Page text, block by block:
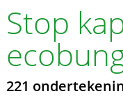
Stop
221